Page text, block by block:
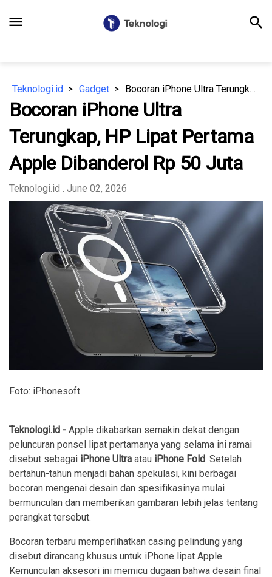
menu search
Teknologi.id Gadget Bocoran iPhone Ultra Terungkap, HP Lipat Pertama Apple Dibanderol Rp 50 Juta
Bocoran iPhone Ultra
Terungkap, HP Lipat Pertama
Apple Dibanderol Rp 50 Juta
Teknologi.id . June 02, 2026
Foto: iPhonesoft
Teknologi.id - Apple dikabarkan semakin dekat dengan
peluncuran ponsel lipat pertamanya yang selama ini ramai
disebut sebagai iPhone Ultra atau iPhone Fold. Setelah
bertahun-tahun menjadi bahan spekulasi, kini berbagai
bocoran mengenai desain dan spesifikasinya mulai
bermunculan dan memberikan gambaran lebih jelas tentang
perangkat tersebut.
Bocoran terbaru memperlihatkan casing pelindung yang
disebut dirancang khusus untuk iPhone lipat Apple.
Kemunculan aksesori ini memicu dugaan bahwa desain final